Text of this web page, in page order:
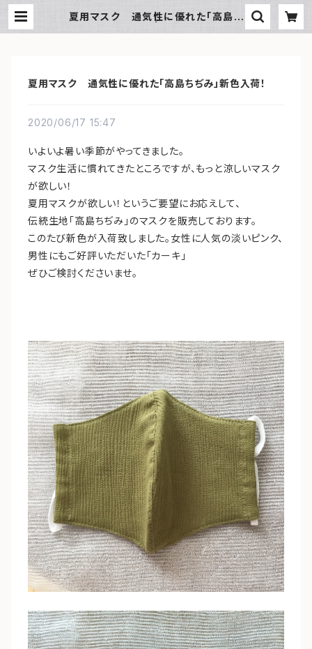
夏用マスク 通気性に優れた「高島ち
夏用マスク 通気性に優れた「高島ちぢみ」新色入荷！
2020/06/17 15:47
いよいよ暑い季節がやってきました。
マスク生活に慣れてきたところですが、もっと涼しいマスク
が欲しい！
夏用マスクが欲しい！というご要望にお応えして、
伝統生地「高島ちぢみ」のマスクを販売しております。
このたび新色が入荷致しました。女性に人気の淡いピンク、
男性にもご好評いただいた「カーキ」
ぜひご検討くださいませ。